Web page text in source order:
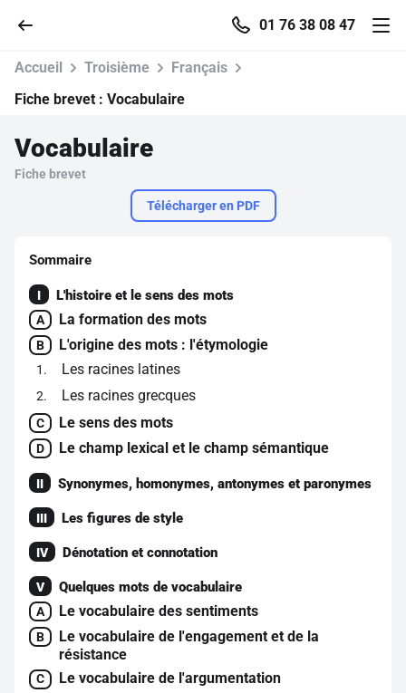
01 76 38 08 47
Accueil
Se connecter
S'inscrire gratuitement
Accueil Troisième
Français
Fiche brevet : Vocabulaire
Vocabulaire
Fiche brevet
Télécharger en PDF
Sommaire
I L'histoire et le sens des mots
A La formation des mots
B L'origine des mots : l'étymologie
1 Les racines latines
2 Les racines grecques
C Le sens des mots
D Le champ lexical et le champ sémantique
II Synonymes, homonymes, antonymes et paronymes
III Les figures de style
IV Dénotation et connotation
V Quelques mots de vocabulaire
A Le vocabulaire des sentiments
B
Le vocabulaire de l'engagement et de la
résistance
C Le vocabulaire de l'argumentation